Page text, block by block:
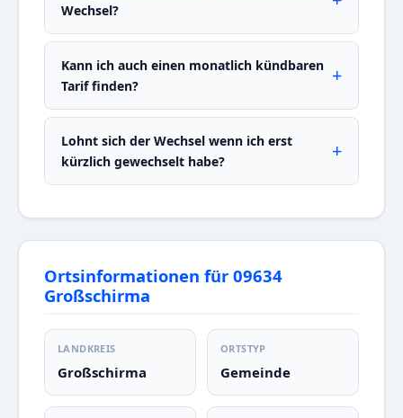
Wechsel?
Kann ich auch einen monatlich kündbaren
Tarif finden?
Lohnt sich der Wechsel wenn ich erst
kürzlich gewechselt habe?
Ortsinformationen für 09634
Großschirma
LANDKREIS
Großschirma
ORTSTYP
Gemeinde